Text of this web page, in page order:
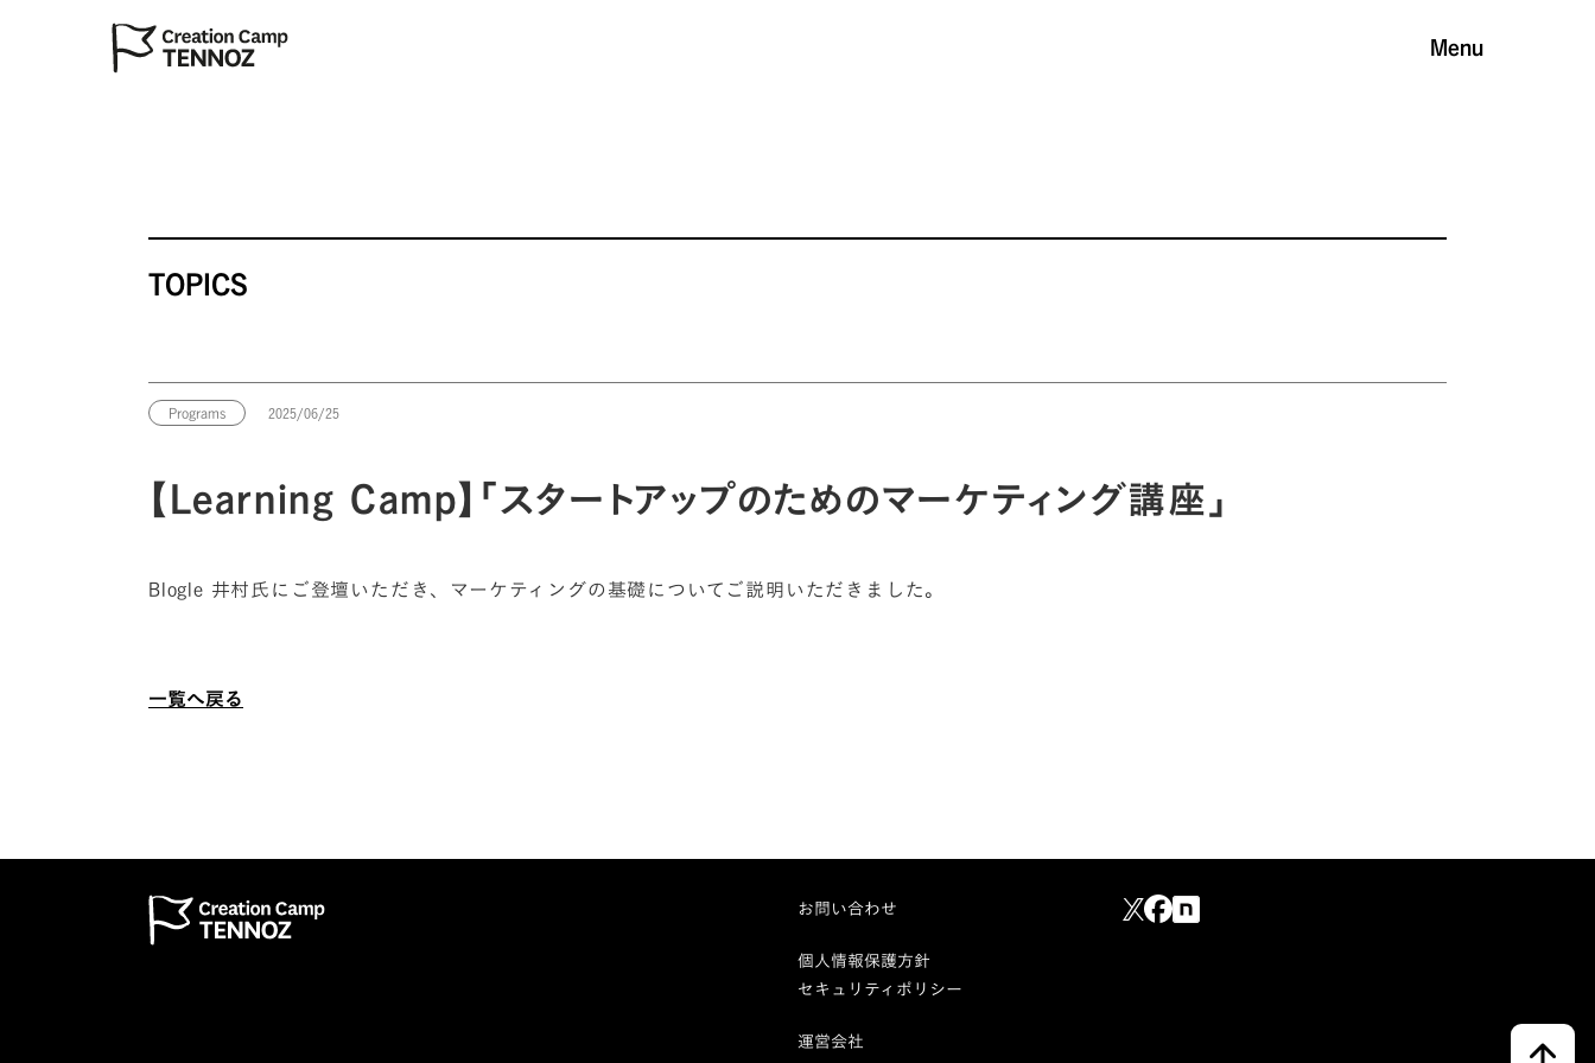
Menu
TOPICS
Programs 2025/06/25
【Learning Camp】「スタートアップのためのマーケティング講座」
Blogle 井村氏にご登壇いただき、マーケティングの基礎についてご説明いただきました。
一覧へ戻る
お問い合わせ
個人情報保護方針
セキュリティポリシー
運営会社